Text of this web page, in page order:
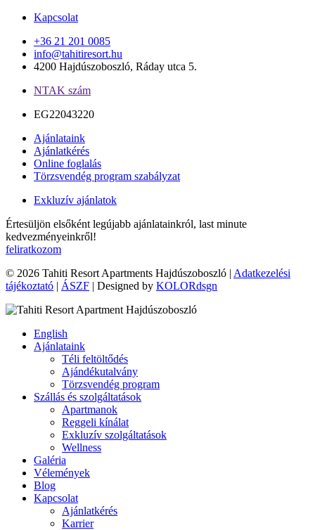
Kapcsolat
+36 21 201 0085
info@tahitiresort.hu
4200 Hajdúszoboszló, Ráday utca 5.
NTAK szám
EG22043220
Ajánlataink
Ajánlatkérés
Online foglalás
Törzsvendég program szabályzat
Exkluzív ajánlatok
Értesüljön elsőként legújabb ajánlatainkról, last minute
kedvezményeinkről!
feliratkozom
© 2026 Tahiti Resort Apartments Hajdúszoboszló | Adatkezelési
tájékoztató | ÁSZF | Designed by KOLORdsgn
English
Ajánlataink
Téli feltöltődés
Ajándékutalvány
Törzsvendég program
Szállás és szolgáltatások
Apartmanok
Reggeli kínálat
Exkluzív szolgáltatások
Wellness
Galéria
Vélemények
Blog
Kapcsolat
Ajánlatkérés
Karrier